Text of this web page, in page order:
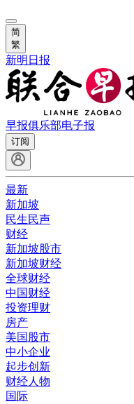
简
繁
新明日报
早报俱乐部电子报
订阅
最新
新加坡
民生民声
财经
新加坡股市
新加坡财经
全球财经
中国财经
投资理财
房产
美国股市
中小企业
起步创新
财经人物
国际